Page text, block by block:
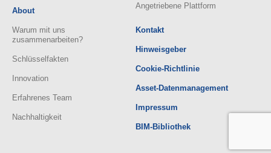
About
Warum mit uns
zusammenarbeiten?
Schlüsselfakten
Innovation
Erfahrenes Team
Nachhaltigkeit
Angetriebene Plattform
Kontakt
Hinweisgeber
Cookie-Richtlinie
Asset-Datenmanagement
Impressum
BIM-Bibliothek